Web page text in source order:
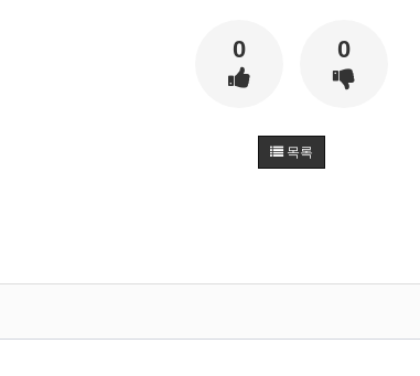
0 0
목록